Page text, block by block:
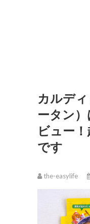
カルデ
ータン
ビュー
です
the-easylife